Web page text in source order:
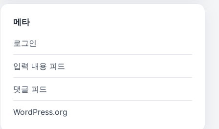
메타
로그인
입력 내용 피드
댓글 피드
WordPress.org